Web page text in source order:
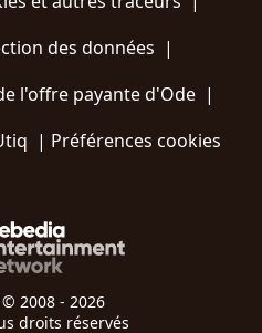
des données |
l'offre payante d'Ode |
| Préférences cookies
2008 - 2026
droits réservés